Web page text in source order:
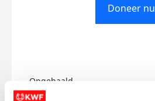
Doneer nu
Opgehaald
€0